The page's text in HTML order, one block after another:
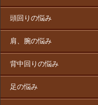
頭回りの悩み
肩、腕の悩み
背中回りの悩み
足の悩み